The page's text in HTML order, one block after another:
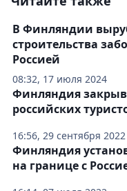
08:32, 17 июля 2024
В Финляндии
строительства
Россией
16:56, 29 сентября 2022
Финляндия
российских
Финляндия
на границе с